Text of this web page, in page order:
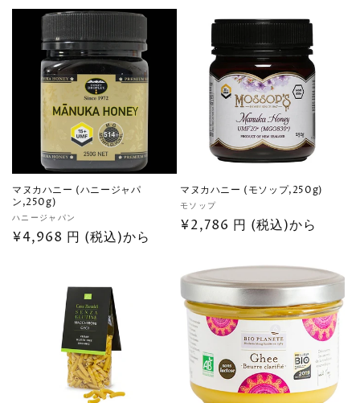
常
マヌカハニー (ハニージャパ
ン,250g)
販
売
ハニージャパン
通
¥4,968 円 (税込)から
マヌカハニー (モソップ,250g)
販
売
モソップ
通
格
¥2,786 円 (税込)から